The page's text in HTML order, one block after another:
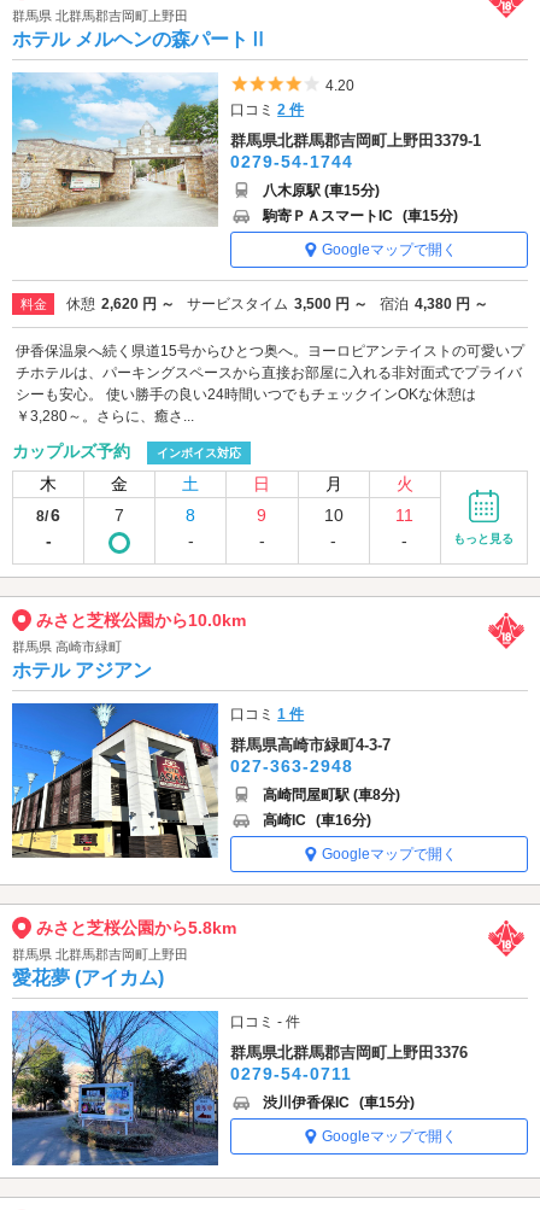
群馬県 北群馬郡吉岡町上野田
ホテル メルヘンの森パートⅡ
5つ星のうち4
4.20
口コミ2 件
群馬県北群馬郡吉岡町上野田3379-1
0279-54-1744
八木原駅 (車15分)
駒寄ＰＡスマートIC (車15分)
Googleマップで開く
料金 休憩 2,620 円 ～ サービスタイム 3,500 円 ～ 宿泊 4,380 円 ～
伊香保温泉へ続く県道15号からひとつ奥へ。ヨーロピアンテイストの可愛いプ
チホテルは、パーキングスペースから直接お部屋に入れる非対面式でプライバ
シーも安心。 使い勝手の良い24時間いつでもチェックインOKな休憩は
￥3,280～。さらに、癒さ...
カップルズ予約 インボイス対応
木 金 土 日 月 火
8/6
-
7
8
-
9
-
10
-
11
-
もっと見る
みさと芝桜公園から10.0km
群馬県 高崎市緑町
ホテル アジアン
口コミ1 件
群馬県高崎市緑町4-3-7
027-363-2948
高崎問屋町駅 (車8分)
高崎IC (車16分)
Googleマップで開く
みさと芝桜公園から5.8km
群馬県 北群馬郡吉岡町上野田
愛花夢 (アイカム)
口コミ - 件
群馬県北群馬郡吉岡町上野田3376
0279-54-0711
渋川伊香保IC (車15分)
Googleマップで開く